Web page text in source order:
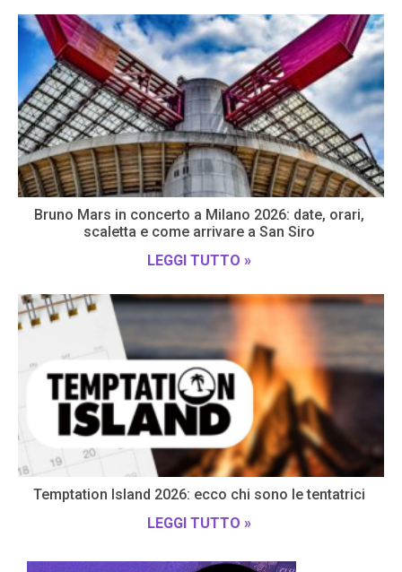
Bruno Mars in concerto a Milano 2026: date, orari,
scaletta e come arrivare a San Siro
LEGGI TUTTO »
Temptation Island 2026: ecco chi sono le tentatrici
LEGGI TUTTO »